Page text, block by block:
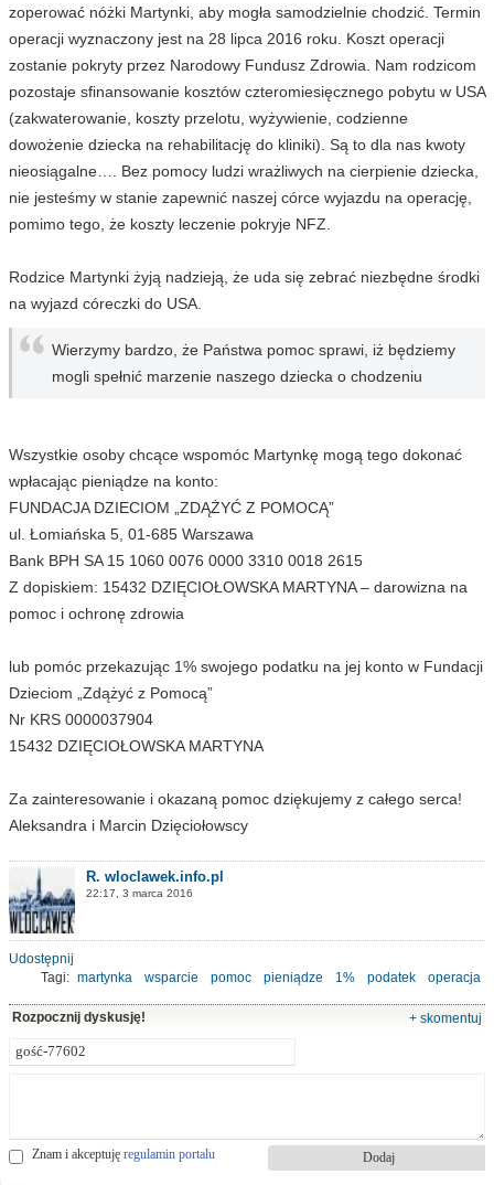
zoperować nóżki Martynki, aby mogła samodzielnie chodzić. Termin
operacji wyznaczony jest na 28 lipca 2016 roku. Koszt operacji
zostanie pokryty przez Narodowy Fundusz Zdrowia. Nam rodzicom
pozostaje sfinansowanie kosztów czteromiesięcznego pobytu w USA
(zakwaterowanie, koszty przelotu, wyżywienie, codzienne
dowożenie dziecka na rehabilitację do kliniki). Są to dla nas kwoty
nieosiągalne…. Bez pomocy ludzi wrażliwych na cierpienie dziecka,
nie jesteśmy w stanie zapewnić naszej córce wyjazdu na operację,
pomimo tego, że koszty leczenie pokryje NFZ.
Rodzice Martynki żyją nadzieją, że uda się zebrać niezbędne środki
na wyjazd córeczki do USA.
Wierzymy bardzo, że Państwa pomoc sprawi, iż będziemy
mogli spełnić marzenie naszego dziecka o chodzeniu
Wszystkie osoby chcące wspomóc Martynkę mogą tego dokonać
wpłacając pieniądze na konto:
FUNDACJA DZIECIOM „ZDĄŻYĆ Z POMOCĄ”
ul. Łomiańska 5, 01-685 Warszawa
Bank BPH SA 15 1060 0076 0000 3310 0018 2615
Z dopiskiem: 15432 DZIĘCIOŁOWSKA MARTYNA – darowizna na
pomoc i ochronę zdrowia
lub pomóc przekazując 1% swojego podatku na jej konto w Fundacji
Dzieciom „Zdążyć z Pomocą”
Nr KRS 0000037904
15432 DZIĘCIOŁOWSKA MARTYNA
Za zainteresowanie i okazaną pomoc dziękujemy z całego serca!
Aleksandra i Marcin Dzięciołowscy
R. wloclawek.info.pl
22:17, 3 marca 2016
Udostępnij
Tagi: martynka wsparcie pomoc pieniądze 1% podatek operacja
Rozpocznij dyskusję! + skomentuj
Znam i akceptuję regulamin portalu